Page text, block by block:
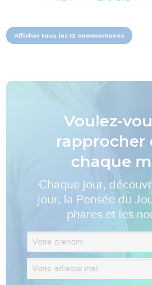
Afficher tous les 12 commentaires
Voulez-
rapprocher
chaque
Chaque jour,
jour, la Pensée du
phares et les